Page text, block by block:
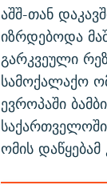
აშშ-თან
იზრდებოდა
გარკვეული
სამოქალაქო
ევროპაში
საქართველოში
ომის